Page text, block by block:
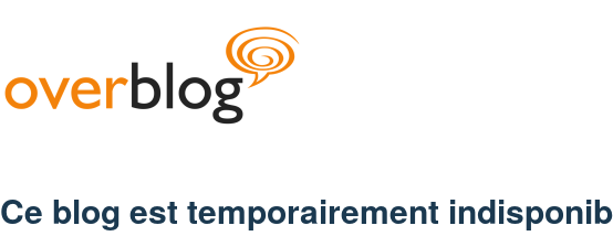
Ce blog est temporairement